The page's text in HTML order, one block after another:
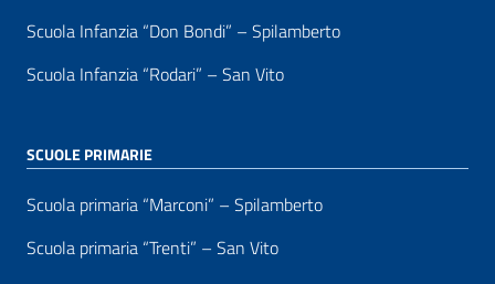
Scuola Infanzia “Don Bondi” – Spilamberto
Scuola Infanzia “Rodari” – San Vito
SCUOLE PRIMARIE
Scuola primaria “Marconi” – Spilamberto
Scuola primaria “Trenti” – San Vito